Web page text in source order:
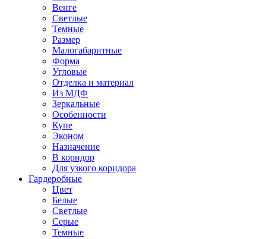
Венге
Светлые
Темные
Размер
Малогабаритные
Форма
Угловые
Отделка и материал
Из МДФ
Зеркальные
Особенности
Купе
Эконом
Назначение
В коридор
Для узкого коридора
Гардеробные
Цвет
Белые
Светлые
Серые
Темные